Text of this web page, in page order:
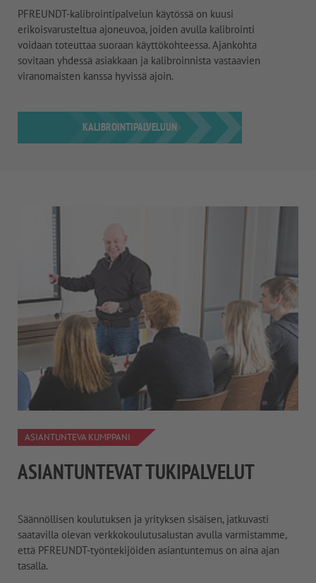
PFREUNDT-kalibrointipalvelun käytössä on kuusi
erikoisvarusteltua ajoneuvoa, joiden avulla kalibrointi
voidaan toteuttaa suoraan käyttökohteessa. Ajankohta
sovitaan yhdessä asiakkaan ja kalibroinnista vastaavien
viranomaisten kanssa hyvissä ajoin.
KALIBROINTIPALVELUUN
ASIANTUNTEVA KUMPPANI
ASIANTUNTEVAT TUKIPALVELUT
Säännöllisen koulutuksen ja yrityksen sisäisen, jatkuvasti
saatavilla olevan verkkokoulutusalustan avulla varmistamme,
että PFREUNDT-työntekijöiden asiantuntemus on aina ajan
tasalla.